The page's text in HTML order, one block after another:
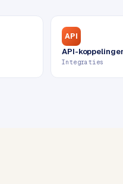
API
API-
Integraties